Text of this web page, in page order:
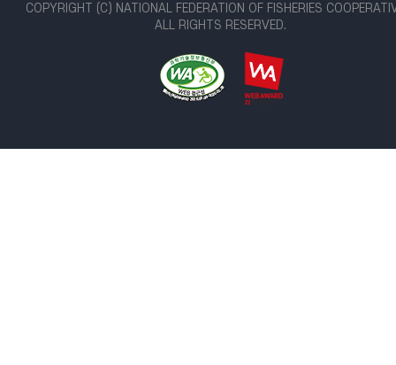
COPYRIGHT (C) NATIONAL FEDERATION OF FISHERIES
ALL RIGHTS RESERVED.